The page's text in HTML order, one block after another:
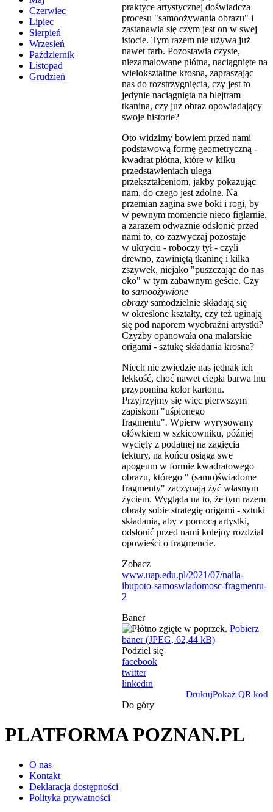
Czerwiec
Lipiec
Sierpień
Wrzesień
Październik
Listopad
Grudzień
praktyce artystycznej doświadcza
procesu "samoożywania obrazu" i
zastanawia się czym jest on w swej
istocie. Tym razem nie używa już
nawet farb. Pozostawia czyste,
niezamalowane płótna, naciągnięte na
wielokształtne krosna, zapraszając
nas do rozstrzygnięcia, czy jest to
jedynie naciągnięta na blejtram
tkanina, czy już obraz opowiadający
swoje historie?
Oto widzimy bowiem przed nami
podstawową formę geometryczną -
kwadrat płótna, które w kilku
przedstawieniach ulega
przekształceniom, jakby pokazując
nam, do czego jest zdolne. Na
przemian zagina swe boki i rogi, by
w pewnym momencie nieco figlarnie,
a zarazem odważnie odsłonić przed
nami to, co zazwyczaj pozostaje
w ukryciu - roboczy tył - czyli
drewno, zawiniętą tkaninę i kilka
zszywek, niejako "puszczając do nas
oko" w tym zabawnym geście. Czy
to samoożywione
obrazy samodzielnie składają się
w określone kształty, czy też uginają
się pod naporem wyobraźni artystki?
Czyżby opanowała ona malarskie
origami - sztukę składania krosna?
Niech nie zwiedzie nas jednak ich
lekkość, choć nawet ciepła barwa lnu
przypomina kolor kartonu.
Przyjrzyjmy się więc pierwszym
zapiskom "uśpionego
fragmentu". Wpierw wyrysowany
ołówkiem w szkicowniku, później
wycięty z podatnej na zagięcia
tektury, na końcu osiąga swe
apogeum w formie kwadratowego
obrazu, którego " (samo)świadome
fragmenty" zaczynają żyć własnym
życiem. Wygląda na to, że tym razem
obrały sobie strategię origami - sztuki
składania, aby z pomocą artystki,
odsłonić przed nami kolejny rozdział
opowieści o fragmencie.
Zobacz
www.uap.edu.pl/2021/07/naila-
ibupoto-samoswiadomosc-fragmentu-
2
Baner
Pobierz
baner (JPEG, 62,44 kB)
Podziel się
facebook
twitter
linkedin
DrukujPokaż QR kod
Do góry
PLATFORMA POZNAN.PL
O nas
Kontakt
Deklaracja dostępności
Polityka prywatności